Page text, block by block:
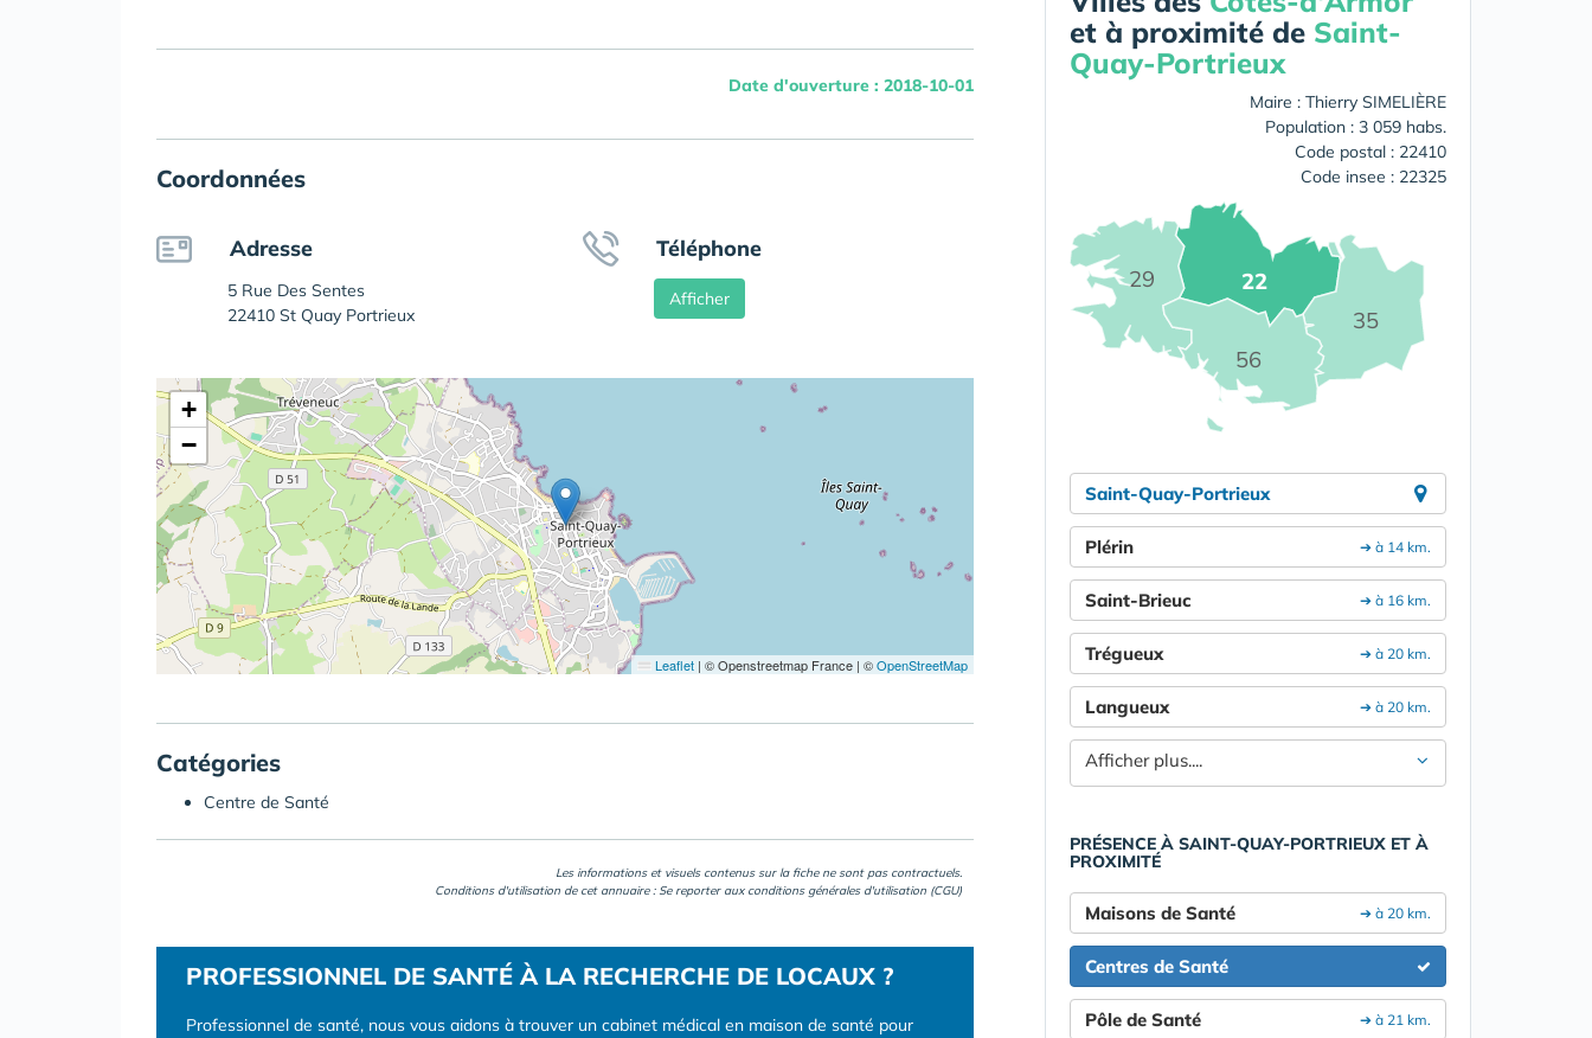
Date d'ouverture : 2018-10-01
Coordonnées
Adresse
5 Rue Des Sentes
22410 St Quay Portrieux
Téléphone
Afficher
+
−
Leaflet | © Openstreetmap France | ©OpenStreetMap
Catégories
Centre de Santé
Les informations et visuels contenus sur la fiche ne sont pas contractuels.
Conditions d'utilisation de cet annuaire : Se reporter aux conditions générales d'utilisation (CGU)
PROFESSIONNEL DE SANTÉ À LA RECHERCHE DE LOCAUX ?
Professionnel de santé, nous vous aidons à trouver un cabinet médical en maison de santé pour
et à proximité de Saint-
Quay-Portrieux
Maire : Thierry SIMELIÈRE
Population : 3 059 habs.
Code postal : 22410
Code insee : 22325
22
29
35
56
Saint-Quay-Portrieux
➔ à 14 km.
Plérin
➔ à 16 km.
Saint-Brieuc
➔ à 20 km.
Trégueux
➔ à 20 km.
Langueux
Afficher plus....
PRÉSENCE À SAINT-QUAY-PORTRIEUX ET À
PROXIMITÉ
➔ à 20 km.
Maisons de Santé
Centres de Santé
➔ à 21 km.
Pôle de Santé